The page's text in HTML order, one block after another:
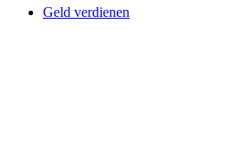
Geld verdienen